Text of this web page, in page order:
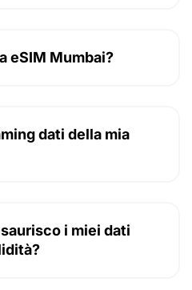
eSIM Mumbai?
dati della mia
i miei dati